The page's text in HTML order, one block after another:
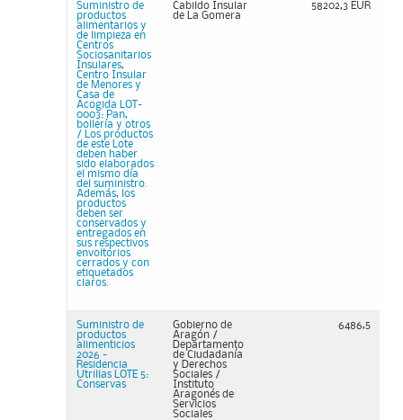
Suministro de
productos
alimentarios y
de limpieza en
Centros
Sociosanitarios
Insulares,
Centro Insular
de Menores y
Casa de
Acogida LOT-
0003: Pan,
bollería y otros
/ Los productos
de este Lote
deben haber
sido elaborados
el mismo día
del suministro.
Además, los
productos
deben ser
conservados y
entregados en
sus respectivos
envoltorios
cerrados y con
etiquetados
claros.
Cabildo Insular
de La Gomera
58202,3 EUR
Suministro de
productos
alimenticios
2026 -
Residencia
Utrillas LOTE 5:
Conservas
Gobierno de
Aragón /
Departamento
de Ciudadanía
y Derechos
Sociales /
Instituto
Aragonés de
Servicios
Sociales
6486,5